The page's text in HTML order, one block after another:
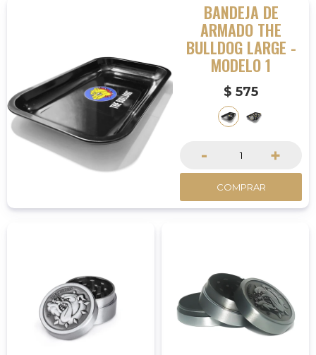
BANDEJA DE
ARMADO THE
BULLDOG LARGE -
MODELO 1
$ 575
- +
COMPRAR